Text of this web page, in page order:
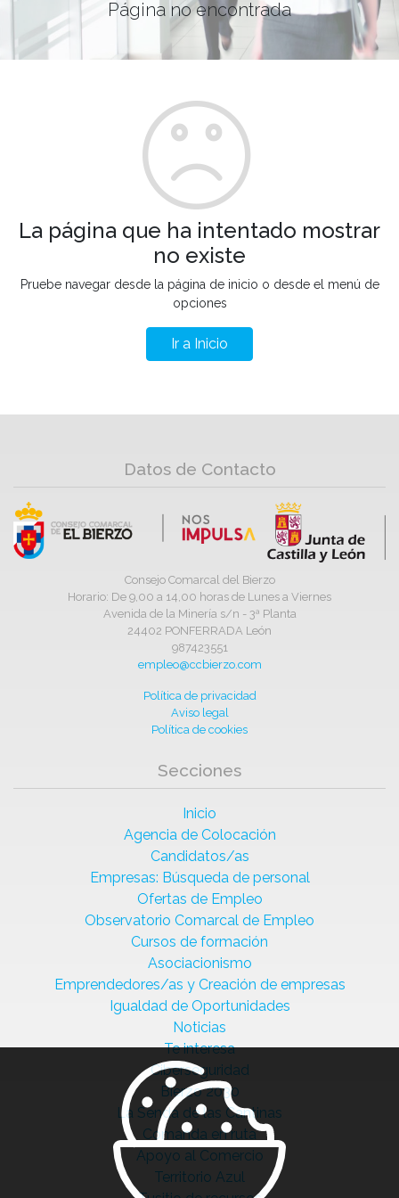
Página no encontrada
La página que ha intentado mostrar
no existe
Pruebe navegar desde la página de inicio o desde el menú de
opciones
Ir a Inicio
Datos de Contacto
Consejo Comarcal del Bierzo
Horario: De 9,00 a 14,00 horas de Lunes a Viernes
Avenida de la Minería s/n - 3ª Planta
24402 PONFERRADA León
987423551
empleo@ccbierzo.com
Política de privacidad
Aviso legal
Política de cookies
Secciones
Inicio
Agencia de Colocación
Candidatos/as
Empresas: Búsqueda de personal
Ofertas de Empleo
Observatorio Comarcal de Empleo
Cursos de formación
Asociacionismo
Emprendedores/as y Creación de empresas
Igualdad de Oportunidades
Noticias
Te interesa
Ciberseguridad
Bierzo 2030
La Senda de las Cantinas
Comanda en ruta
Apoyo al Comercio
Territorio Azul